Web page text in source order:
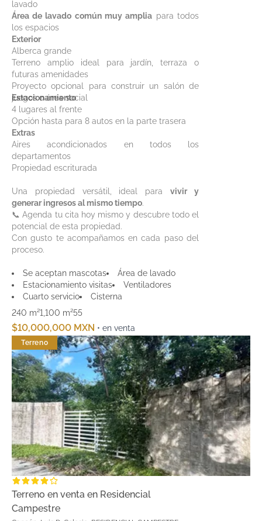
lavado
Área de lavado común muy amplia para todos
los espacios
Exterior
Alberca grande
Terreno amplio ideal para jardín, terraza o
futuras amenidades
Proyecto opcional para construir un salón de
juegos o área social
Estacionamiento
4 lugares al frente
Opción hasta para 8 autos en la parte trasera
Extras
Aires acondicionados en todos los
departamentos
Propiedad escriturada
Una propiedad versátil, ideal para vivir y
generar ingresos al mismo tiempo.
📞 Agenda tu cita hoy mismo y descubre todo el
potencial de esta propiedad.
Con gusto te acompañamos en cada paso del
proceso.
Se aceptan mascotas
Área de lavado
Estacionamiento visitas
Ventiladores
Cuarto servicio
Cisterna
240 m²1,100 m²55
$10,000,000 MXN • en venta
Terreno
Terreno en venta en Residencial
Campestre